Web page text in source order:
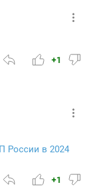
+1
России в 2024
+1